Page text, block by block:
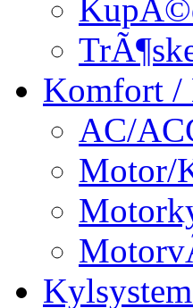
Komfort /
AC/
Motor/